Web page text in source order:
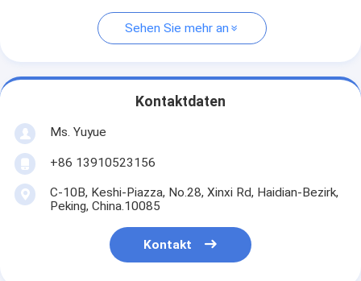
Sehen Sie mehr an
Kontaktdaten
Ms. Yuyue
+86 13910523156
C-10B, Keshi-Piazza, No.28, Xinxi Rd, Haidian-Bezirk,
Peking, China.10085
Kontakt